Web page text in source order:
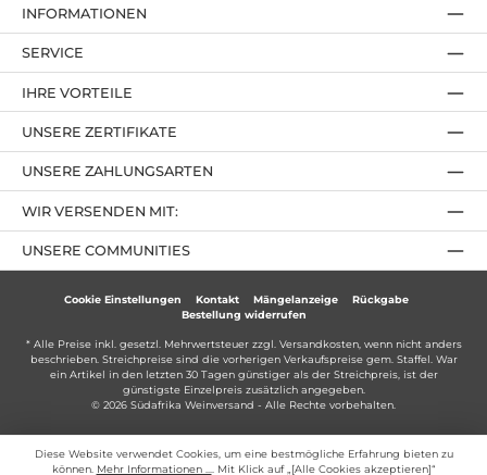
IHRE VORTEILE
UNSERE ZAHLUNGSARTEN
UNSERE ZERTIFIKATE
INFORMATIONEN
SERVICE
UNSERE COMMUNITIES
WIR VERSENDEN MIT:
Cookie Einstellungen Kontakt Mängelanzeige
Rückgabe
Bestellung widerrufen
* Alle Preise inkl. gesetzl. Mehrwertsteuer zzgl. Versandkosten, wenn nicht anders
beschrieben. Streichpreise sind die vorherigen Verkaufspreise gem. Staffel. War
ein Artikel in den letzten 30 Tagen günstiger als der Streichpreis, ist der
günstigste Einzelpreis zusätzlich angegeben.
© 2026 Südafrika Weinversand - Alle Rechte vorbehalten.
Diese Website verwendet Cookies, um eine bestmögliche Erfahrung bieten zu
können. Mehr Informationen ... . Mit Klick auf „[Alle Cookies akzeptieren]“